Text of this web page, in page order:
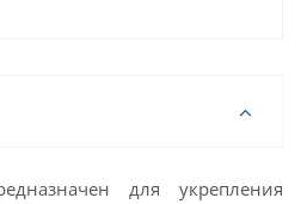
для укрепления